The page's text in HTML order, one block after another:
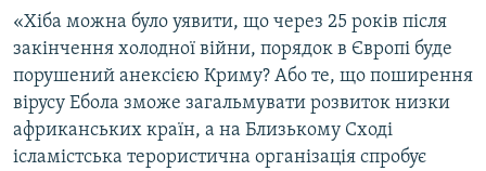
«Хіба можна було уявити, що через 25 років після
закінчення холодної війни, порядок в Європі буде
порушений анексією Криму? Або те, що поширення
вірусу Ебола зможе загальмувати розвиток низки
африканських країн, а на Близькому Сході
ісламістська терористична організація спробує